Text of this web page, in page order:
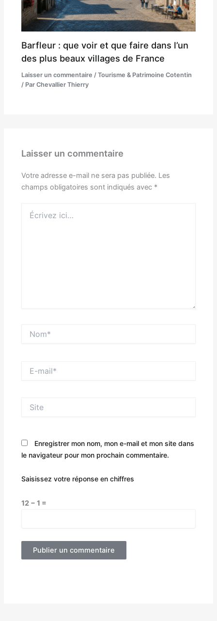
Barfleur : que voir et que faire dans l’un
des plus beaux villages de France
Laisser un commentaire /Tourisme & Patrimoine Cotentin
/ ParChevallier Thierry
Laisser un commentaire
Votre adresse e-mail ne sera pas publiée. Les
champs obligatoires sont indiqués avec *
ici…
mail*
Enregistrer mon nom, mon e-mail et mon site dans
le navigateur pour mon prochain commentaire.
Saisissez votre réponse en chiffres
12 − 1 =